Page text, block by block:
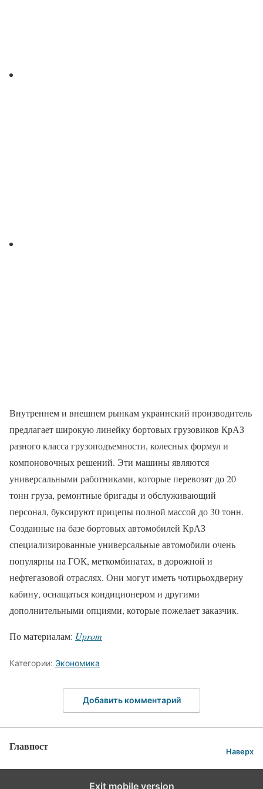
Внутреннем и внешнем рынкам украинский производитель
предлагает широкую линейку бортовых грузовиков КрАЗ
разного класса грузоподъемности, колесных формул и
компоновочных решений. Эти машины являются
универсальными работниками, которые перевозят до 20
тонн груза, ремонтные бригады и обслуживающий
персонал, буксируют прицепы полной массой до 30 тонн.
Созданные на базе бортовых автомобилей КрАЗ
специализированные универсальные автомобили очень
популярны на ГОК, меткомбинатах, в дорожной и
нефтегазовой отраслях. Они могут иметь чотирьохдверну
кабину, оснащаться кондиционером и другими
дополнительными опциями, которые пожелает заказчик.
По материалам: Uprom
Категории: Экономика
Добавить комментарий
Главпост Наверх
Exit mobile version